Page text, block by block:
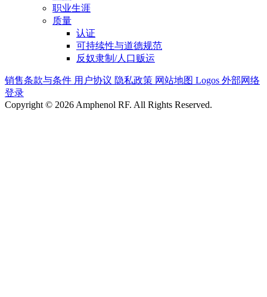
职业生涯
质量
认证
可持续性与道德规范
反奴隶制/人口贩运
销售条款与条件 用户协议 隐私政策 网站地图 Logos 外部网络
登录
Copyright © 2026 Amphenol RF. All Rights Reserved.